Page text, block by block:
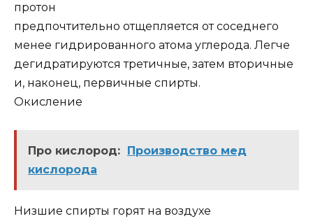
протон
предпочтительно отщепляется от соседнего
менее гидрированного атома углерода. Легче
дегидратируются третичные, затем вторичные
и, наконец, первичные спирты.
Окисление
Про кислород:
Производство мед
кислорода
Низшие спирты горят на воздухе